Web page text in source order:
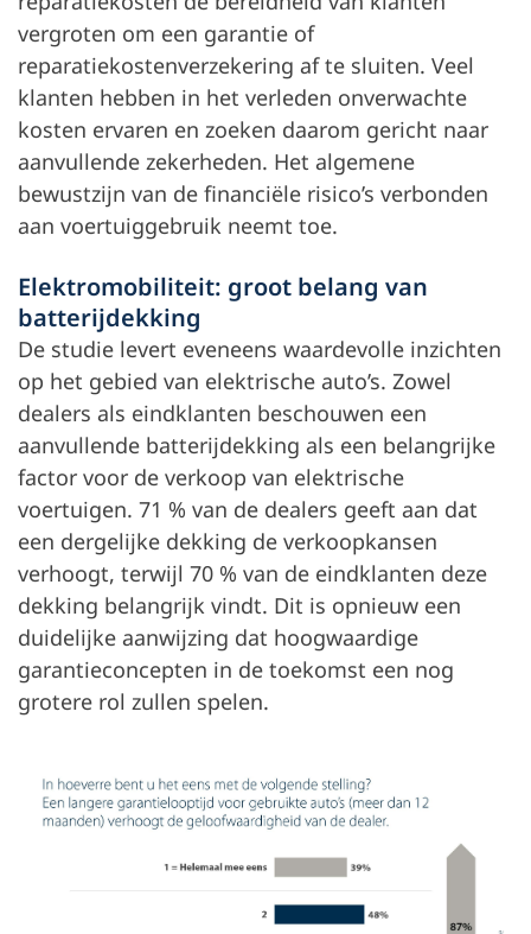
vergroten om een garantie of
reparatiekostenverzekering af te sluiten. Veel
klanten hebben in het verleden onverwachte
kosten ervaren en zoeken daarom gericht naar
aanvullende zekerheden. Het algemene
bewustzijn van de financiële risico’s verbonden
aan voertuiggebruik neemt toe.
Elektromobiliteit: groot belang van
batterijdekking
De studie levert eveneens waardevolle inzichten
op het gebied van elektrische auto’s. Zowel
dealers als eindklanten beschouwen een
aanvullende batterijdekking als een belangrijke
factor voor de verkoop van elektrische
voertuigen. 71 % van de dealers geeft aan dat
een dergelijke dekking de verkoopkansen
verhoogt, terwijl 70 % van de eindklanten deze
dekking belangrijk vindt. Dit is opnieuw een
duidelijke aanwijzing dat hoogwaardige
garantieconcepten in de toekomst een nog
grotere rol zullen spelen.